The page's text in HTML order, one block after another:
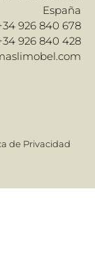
España
926 840 678
926 840 428
de Privacidad